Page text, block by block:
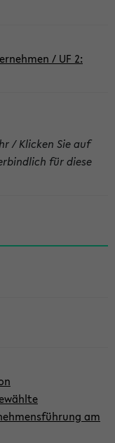
/ UF 2:
/ Klicken Sie auf
für diese
am